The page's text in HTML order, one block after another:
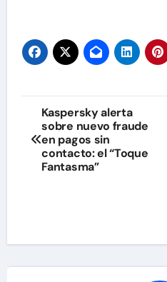
Navegación
de
entradas
Kaspersky alerta
sobre nuevo fraude
en pagos sin
contacto: el “Toque
Fantasma”